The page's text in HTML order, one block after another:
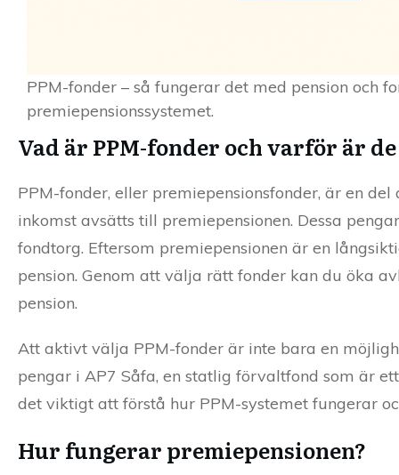
PPM-fonder – så fungerar det med pension och
premiepensionssystemet.
Vad är PPM-fonder och varför är
PPM-fonder, eller premiepensionsfonder, är en
inkomst avsätts till premiepensionen. Dessa
fondtorg. Eftersom premiepensionen är en
pension. Genom att välja rätt fonder kan du öka
pension.
Att aktivt välja PPM-fonder är inte bara en
pengar i AP7 Såfa, en statlig förvaltfond som är
det viktigt att förstå hur PPM-systemet fungerar
Hur fungerar premiepensionen?